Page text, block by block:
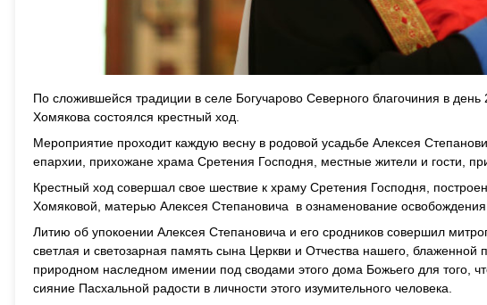
По сложившейся традиции в селе Богучарово Северного благочиния в
Хомякова состоялся крестный ход.
Мероприятие проходит каждую весну в родовой усадьбе Алексея
епархии, прихожане храма Сретения Господня, местные жители и гости,
Крестный ход совершал свое шествие к храму Сретения Господня,
Хомяковой, матерью Алексея Степановича в ознаменование освобождения
Литию об упокоении Алексея Степановича и его сродников совершил
светлая и светозарная память сына Церкви и Отчества нашего,
природном наследном имении под сводами этого дома Божьего для того,
сияние Пасхальной радости в личности этого изумительного человека.